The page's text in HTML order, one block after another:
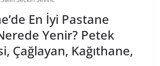
En İyi Pastane
Yenir? Petek
Çağlayan, Kağıthane,